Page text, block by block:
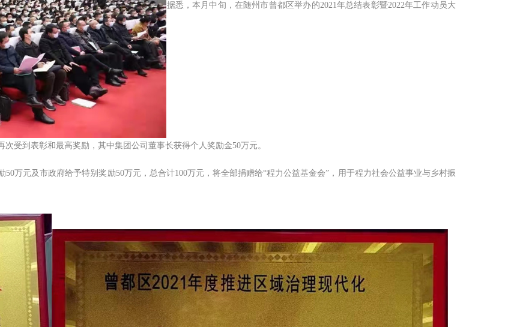
据悉，本月中旬，在随州市曾都区举办的2021年总结表彰暨2022年工作动员大
受到表彰和最高奖励，其中集团公司董事长获得个人奖励金50万元。
元及市政府给予特别奖励50万元，总合计100万元，将全部捐赠给“程力公益基金会”，用于程力社会公益事业与乡村振